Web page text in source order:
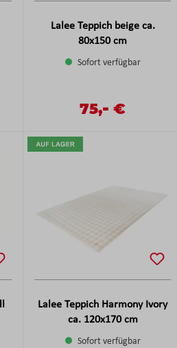
Lalee Teppich beige ca.
80x150 cm
Sofort verfügbar
Regulärer Preis:
Verkaufspreis:
75,- €
Lalee Teppich Harmony Ivory
ca. 120x170 cm
Sofort verfügbar